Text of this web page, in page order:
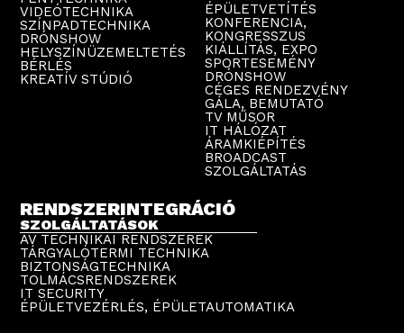
VIDEÓTECHNIKA
SZÍNPADTECHNIKA
DRÓNSHOW
HELYSZÍNÜZEMELTETÉS
BÉRLÉS
KREATÍV STÚDIÓ
ÉPÜLETVETÍTÉS
KONFERENCIA,
KONGRESSZUS
KIÁLLÍTÁS, EXPO
SPORTESEMÉNY
DRÓNSHOW
CÉGES RENDEZVÉNY
GÁLA, BEMUTATÓ
TV MŰSOR
IT HÁLÓZAT
ÁRAMKIÉPÍTÉS
BROADCAST
SZOLGÁLTATÁS
RENDSZERINTEGRÁCIÓ
SZOLGÁLTATÁSOK
AV TECHNIKAI RENDSZEREK
TÁRGYALÓTERMI TECHNIKA
BIZTONSÁGTECHNIKA
TOLMÁCSRENDSZEREK
IT SECURITY
ÉPÜLETVEZÉRLÉS, ÉPÜLETAUTOMATIKA